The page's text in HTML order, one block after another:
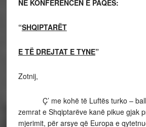
NË KONFERENCEN E PAQËS:
“SHQIPTARËT
E TË DREJTAT E TYNE”
Zotnij,
Ç’ me kohë të Luftës turko –
zemrat e Shqiptarëve kanë pikue gjak
mjerimit, për arsye që Europa e